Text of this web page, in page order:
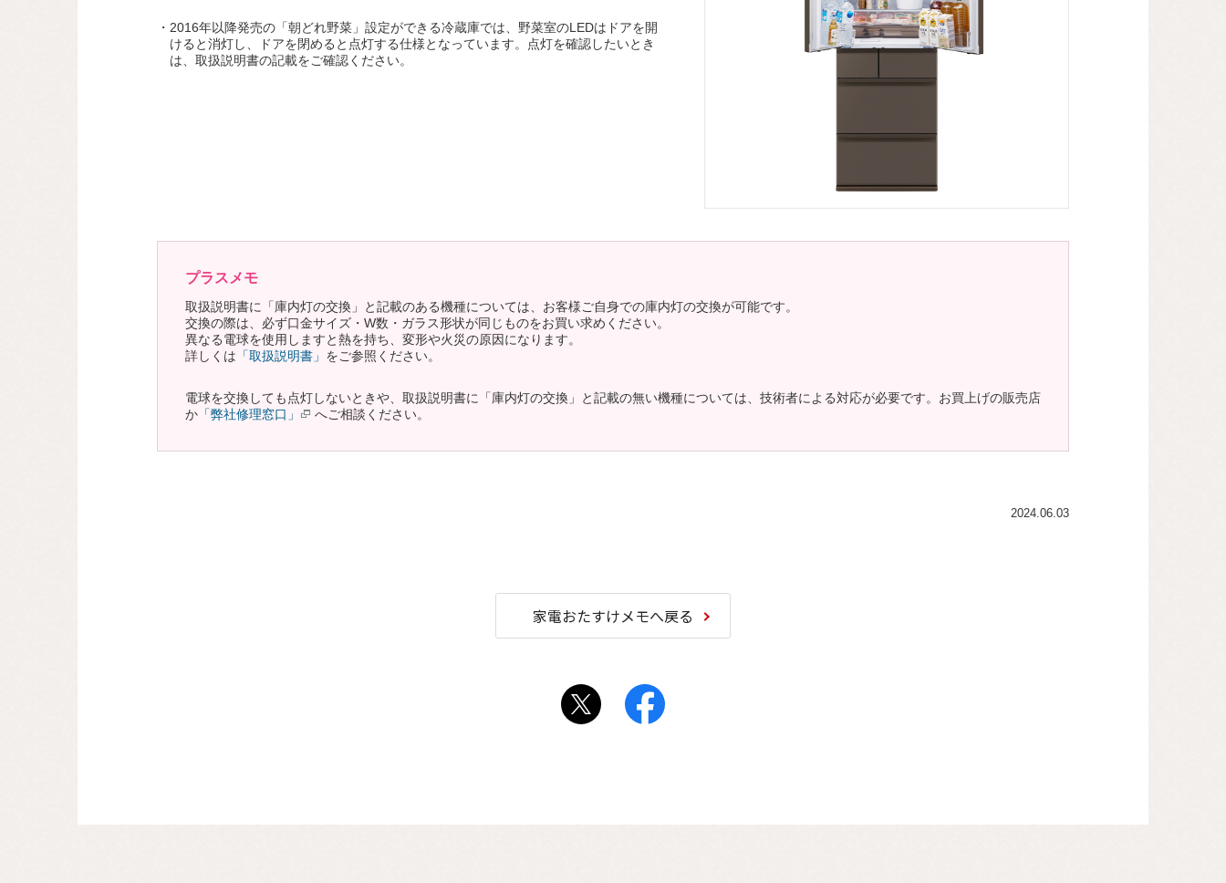
・2016年以降発売の「朝どれ野菜」設定ができる冷蔵庫では、野菜室のLEDはドアを開
けると消灯し、ドアを閉めると点灯する仕様となっています。点灯を確認したいとき
は、取扱説明書の記載をご確認ください。
プラスメモ
取扱説明書に「庫内灯の交換」と記載のある機種については、お客様ご自身での庫内灯の交換が可能です。
交換の際は、必ず口金サイズ・W数・ガラス形状が同じものをお買い求めください。
異なる電球を使用しますと熱を持ち、変形や火災の原因になります。
詳しくは 「取扱説明書」 をご参照ください。
電球を交換しても点灯しないときや、取扱説明書に「庫内灯の交換」と記載の無い機種については、技術者による対応が必要です。お買上げの販売店
か 「弊社修理窓口」 へご相談ください。
2024.06.03
家電おたすけメモへ戻る